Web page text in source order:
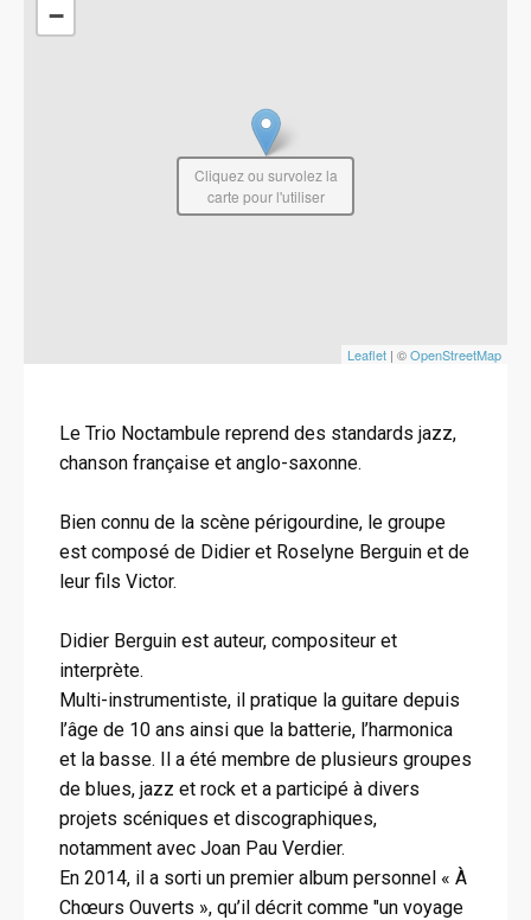
−
Leaflet | ©OpenStreetMap
Cliquez ou survolez la
carte pour l'utiliser
Le Trio Noctambule reprend des standards jazz,
chanson française et anglo-saxonne.
Bien connu de la scène périgourdine, le groupe
est composé de Didier et Roselyne Berguin et de
leur fils Victor.
Didier Berguin est auteur, compositeur et
interprète.
Multi-instrumentiste, il pratique la guitare depuis
l’âge de 10 ans ainsi que la batterie, l’harmonica
et la basse. Il a été membre de plusieurs groupes
de blues, jazz et rock et a participé à divers
projets scéniques et discographiques,
notamment avec Joan Pau Verdier.
En 2014, il a sorti un premier album personnel « À
Chœurs Ouverts », qu’il décrit comme "un voyage